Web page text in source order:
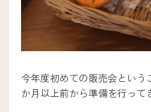
キャンパスライフ
入試情報
今年度初めての販売会という
か月以上前から準備を行って